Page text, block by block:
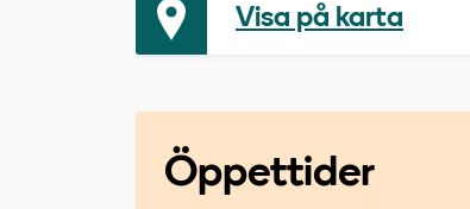
Visa på karta
Öppettider